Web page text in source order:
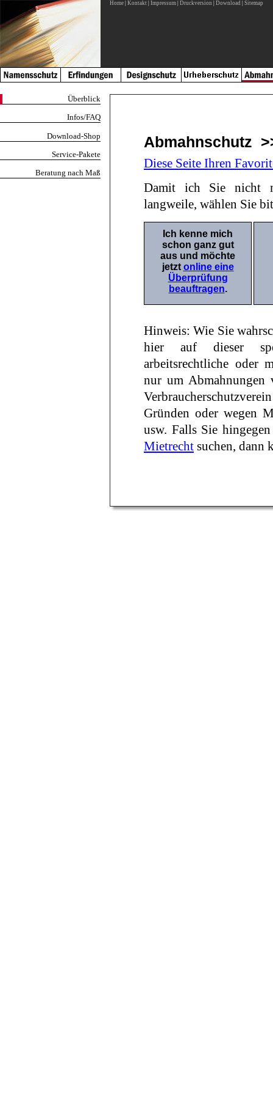
Home Kontakt Impressum Druckversion Download Sitemap
Überblick
Infos/FAQ
Download-Shop
Service-Pakete
Beratung nach Maß
Abmahnschutz
Diese Seite Ihren
Damit ich Sie nicht
langweile, wählen Sie
Ich kenne mich
schon ganz gut
aus und möchte
jetzt online eine
Überprüfung
beauftragen.
Hinweis: Wie Sie
hier auf dieser
arbeitsrechtliche oder
nur um Abmahnungen
Gründen oder wegen
usw. Falls Sie
Mietrecht suchen, dann